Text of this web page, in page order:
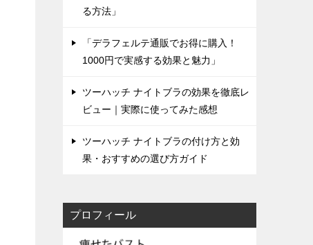
る方法」
「デラフェルテ通販でお得に購入！
1000円で実感する効果と魅力」
ツーハッチ ナイトブラの効果を徹底レ
ビュー｜実際に使ってみた感想
ツーハッチ ナイトブラの付け方と効
果・おすすめの選び方ガイド
プロフィール